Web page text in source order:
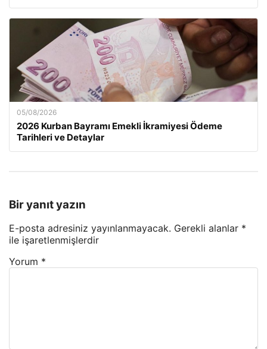
05/08/2026
2026 Kurban Bayramı Emekli İkramiyesi Ödeme
Tarihleri ve Detaylar
Bir yanıt yazın
E-posta adresiniz yayınlanmayacak. Gerekli alanlar *
ile işaretlenmişlerdir
Yorum *